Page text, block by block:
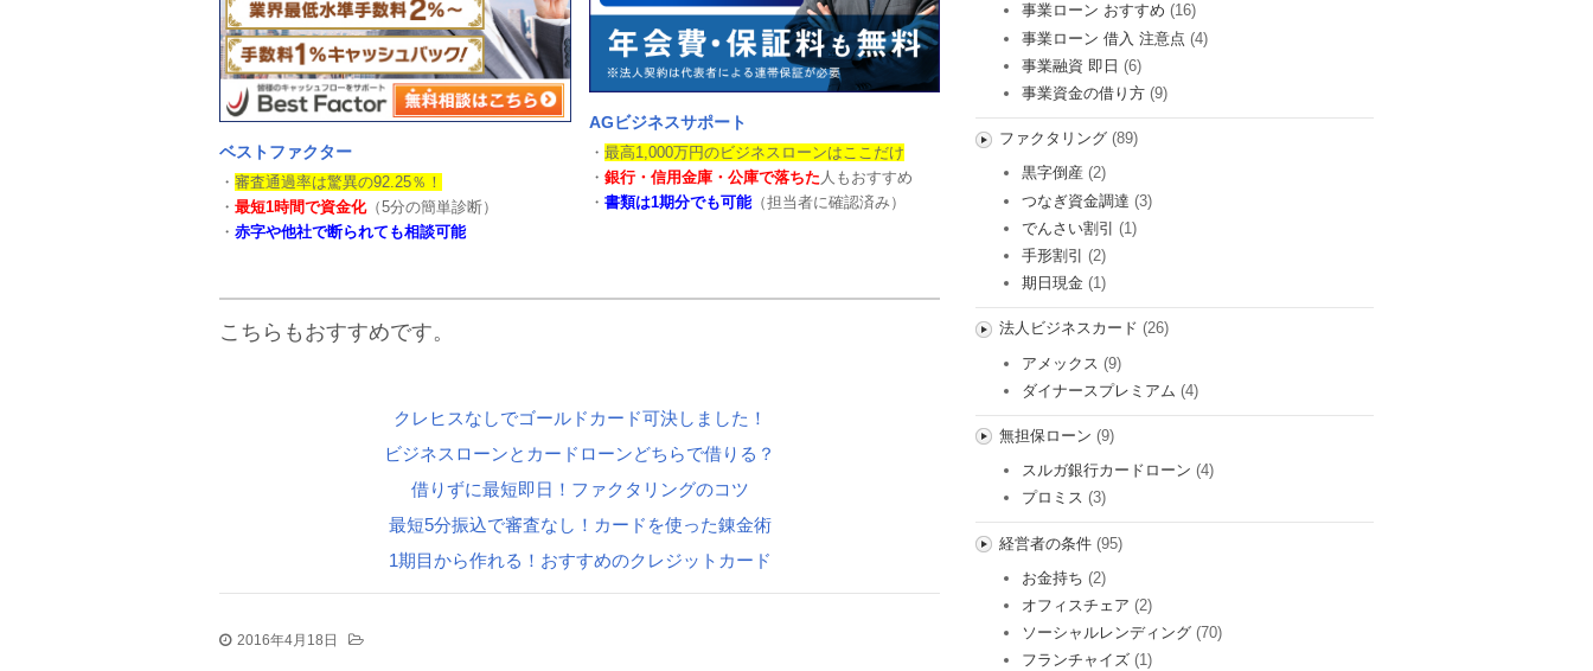
ベストファクター
・ 審査通過率は驚異の92.25％！
・ 最短1時間で資金化（5分の簡単診断）
・ 赤字や他社で断られても相談可能
AGビジネスサポート
・ 最高1,000万円のビジネスローンはここだけ
・ 銀行・信用金庫・公庫で落ちた 人もおすすめ
・ 書類は1期分でも可能 （担当者に確認済み）
こちらもおすすめです。
クレヒスなしでゴールドカード可決しました！
ビジネスローンとカードローンどちらで借りる？
借りずに最短即日！ファクタリングのコツ
最短5分振込で審査なし！カードを使った錬金術
1期目から作れる！おすすめのクレジットカード
2016年4月18日
事業ローン おすすめ (16)
事業ローン 借入 注意点 (4)
事業融資 即日 (6)
事業資金の借り方 (9)
ファクタリング(89)
黒字倒産 (2)
つなぎ資金調達 (3)
でんさい割引 (1)
手形割引
(2)
期日現金 (1)
法人ビジネスカード (26)
アメックス (9)
ダイナースプレミアム (4)
無担保ローン (9)
スルガ銀行カードローン (4)
プロミス (3)
経営者の条件(95)
お金持ち (2)
オフィスチェア (2)
ソーシャルレンディング (70)
フランチャイズ (1)